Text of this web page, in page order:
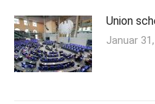
Union
Januar